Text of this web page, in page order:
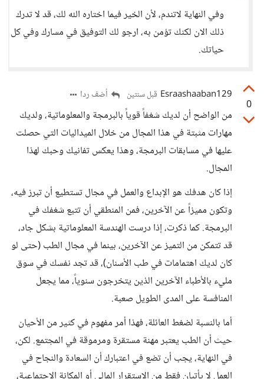
وفي النهاية لاتندم، لأن الخير فيما اختاره الله لك، قد لا تدرك
ذلك الان لكنك تؤمن به، ارجو لك التوفيق في مسارك وفي كل
حياتك.
0
Esraashaaban129 قبل سنتين أضف ردا
من الواضح أن لديك شغفاً قوياً بالبرمجة والمعلوماتية، ولديك
مهارات مثبتة في هذا المجال من خلال الميداليات التي حصلت
عليها في مسابقات البرمجة، وهذا يعكس تفانيك وحبك لهذا
المجال.
إذا كان هدفك هو الإبداع والعمل في مجال تستطيع أن تبرز فيه،
وتكون مميزاً عن الآخرين، فمن المنطقي أن تتبع شغفك في
البرمجة. كما ذكرت، إذا درست الهندسة المعلوماتية بشكل جاد،
قد تتمكن من التميز عن الآخرين، بينما في مجال الطب (حتى لو
كان لديك اهتمامات في طب الأسنان)، قد تجد نفسك في سوق
مليء بالأطباء الآخرين الذين يتخرجون سنوياً، مما يجعل
المنافسة على المدى الطويل صعبة.
أما بالنسبة لضغط العائلة، فهذا أمر مفهوم في كثير من الأحيان
حيث أن الطب يعتبر مهنة مستقرة ومرموقة في المجتمع. لكن،
في النهاية، يجب أن تضع في اعتبارك أن السعادة والنجاح في